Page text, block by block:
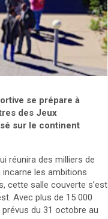
se prépare à
des Jeux
sur le continent
réunira des milliers de
les ambitions
cette salle couverte s’est
Avec plus de 15 000
du 31 octobre au